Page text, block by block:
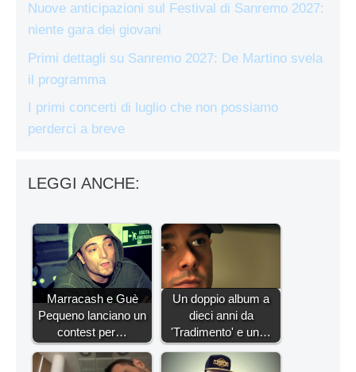
Nuove anticipazioni sul Festival di Sanremo 2027:
niente gara dei giovani
Primi dettagli su Sanremo 2027: De Martino svela
il programma
I primi concerti di luglio che non possiamo
perderci a breve
LEGGI ANCHE:
Marracash e Guè
Pequeno lanciano un
contest per…
Un doppio album a
dieci anni da
'Tradimento' e un…